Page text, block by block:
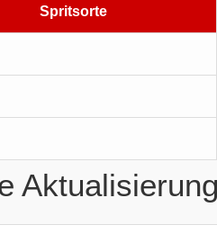
Spritsorte